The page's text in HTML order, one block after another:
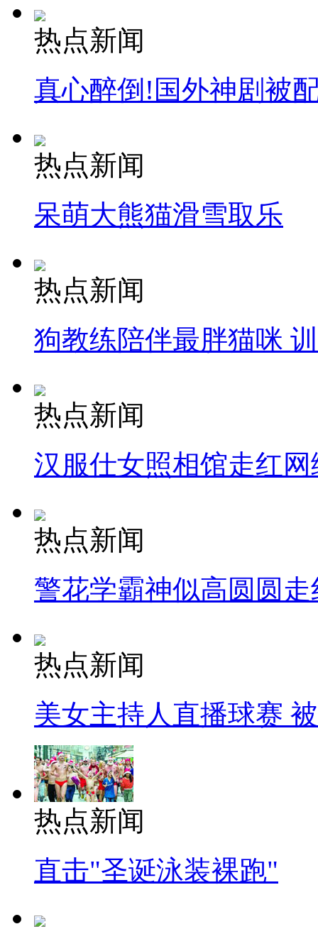
热点新闻
真心醉倒!国外神剧被
热点新闻
呆萌大熊猫滑雪取乐
热点新闻
狗教练陪伴最胖猫咪
热点新闻
汉服仕女照相馆走红网
热点新闻
警花学霸神似高圆圆走
热点新闻
美女主持人直播球赛
热点新闻
直击"圣诞泳装裸跑"